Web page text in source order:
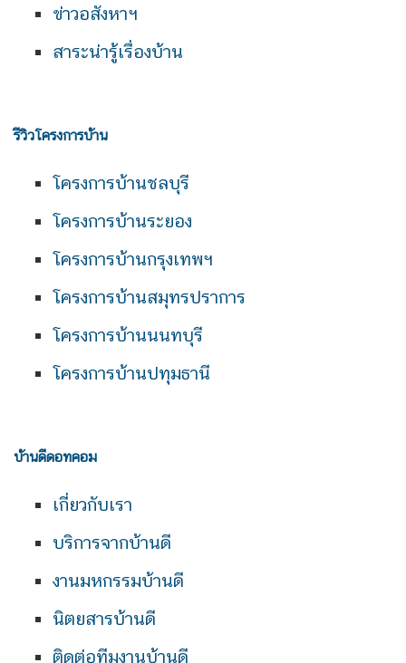
ข่าวอสังหาฯ
สาระน่ารู้เรื่องบ้าน
รีวิวโครงการบ้าน
โครงการบ้านชลบุรี
โครงการบ้านระยอง
โครงการบ้านกรุงเทพฯ
โครงการบ้านสมุทรปราการ
โครงการบ้านนนทบุรี
โครงการบ้านปทุมธานี
บ้านดีดอทคอม
เกี่ยวกับเรา
บริการจากบ้านดี
งานมหกรรมบ้านดี
นิตยสารบ้านดี
ติดต่อทีมงานบ้านดี